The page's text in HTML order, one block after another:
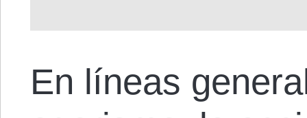
En líneas